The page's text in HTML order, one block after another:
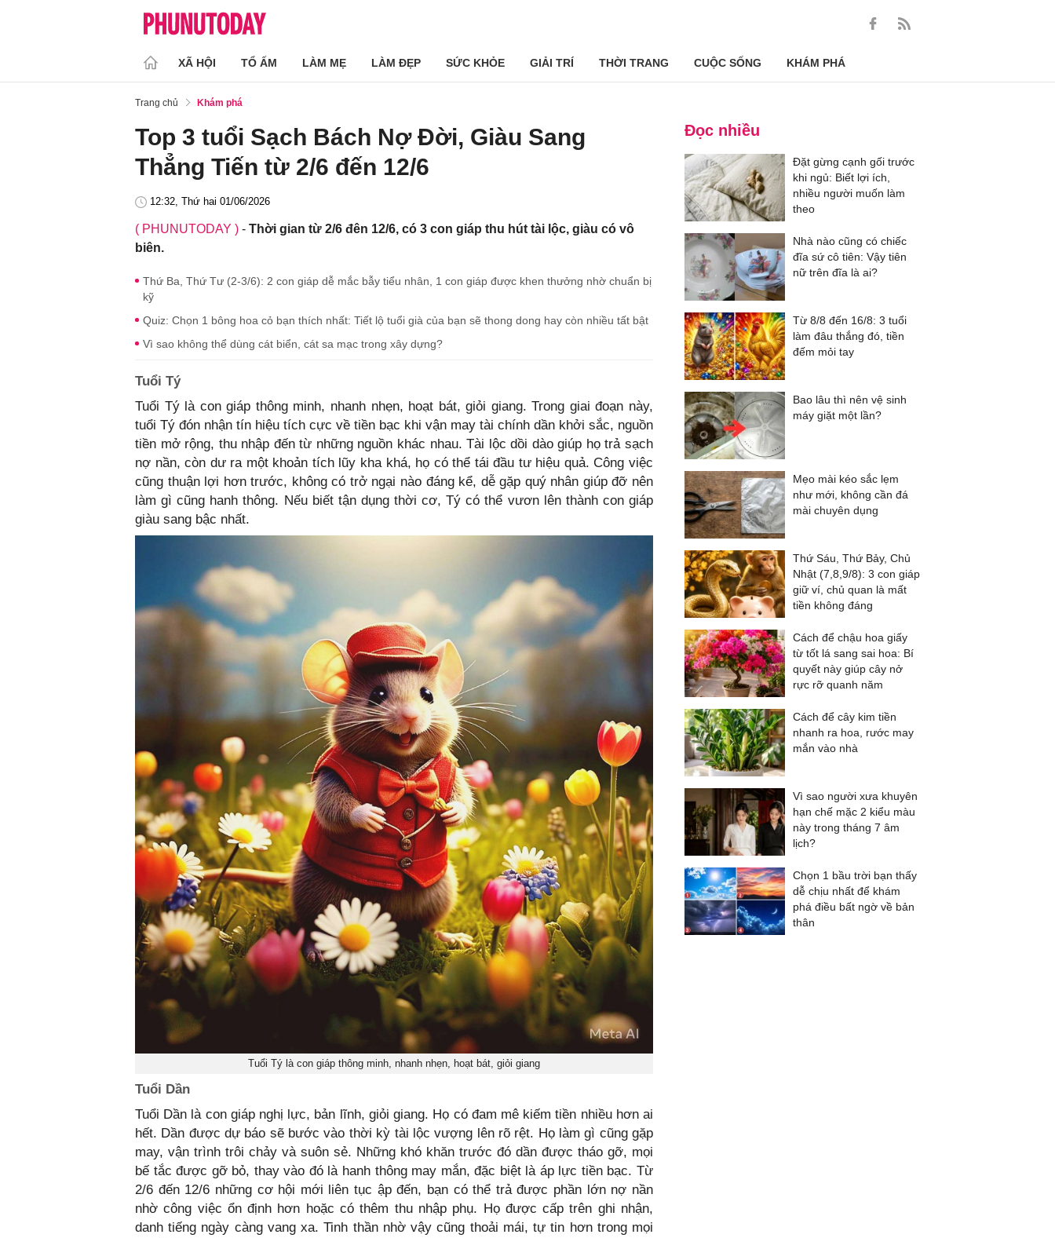
XÃ HỘI TỔ ẤM LÀM MẸ LÀM ĐẸP SỨC KHỎE GIẢI TRÍ THỜI TRANG CUỘC SỐNG KHÁM PHÁ
Trang chủ Khám phá
Top 3 tuổi Sạch Bách Nợ Đời, Giàu Sang
Thẳng Tiến từ 2/6 đến 12/6
12:32, Thứ hai 01/06/2026
( PHUNUTODAY ) - Thời gian từ 2/6 đên 12/6, có 3 con giáp thu hút tài lộc, giàu có vô
biên.
Thứ Ba, Thứ Tư (2-3/6): 2 con giáp dễ mắc bẫy tiểu nhân, 1 con giáp được khen thưởng nhờ chuẩn bị
kỹ
Quiz: Chọn 1 bông hoa cỏ bạn thích nhất: Tiết lộ tuổi già của bạn sẽ thong dong hay còn nhiều tất bật
Vì sao không thể dùng cát biển, cát sa mạc trong xây dựng?
Tuổi Tý
Tuổi Tý là con giáp thông minh, nhanh nhẹn, hoạt bát, giỏi giang. Trong giai đoạn này,
tuổi Tý đón nhận tín hiệu tích cực về tiền bạc khi vận may tài chính dần khởi sắc, nguồn
tiền mở rộng, thu nhập đến từ những nguồn khác nhau. Tài lộc dồi dào giúp họ trả sạch
nợ nần, còn dư ra một khoản tích lũy kha khá, họ có thể tái đầu tư hiệu quả. Công việc
cũng thuận lợi hơn trước, không có trở ngại nào đáng kể, dễ gặp quý nhân giúp đỡ nên
làm gì cũng hanh thông. Nếu biết tận dụng thời cơ, Tý có thể vươn lên thành con giáp
giàu sang bậc nhất.
Tuổi Tý là con giáp thông minh, nhanh nhẹn, hoạt bát, giỏi giang
Tuổi Dần
Tuổi Dần là con giáp nghị lực, bản lĩnh, giỏi giang. Họ có đam mê kiếm tiền nhiều hơn ai
hết. Dần được dự báo sẽ bước vào thời kỳ tài lộc vượng lên rõ rệt. Họ làm gì cũng gặp
may, vận trình trôi chảy và suôn sẻ. Những khó khăn trước đó dần được tháo gỡ, mọi
bế tắc được gỡ bỏ, thay vào đó là hanh thông may mắn, đặc biệt là áp lực tiền bạc. Từ
2/6 đến 12/6 những cơ hội mới liên tục ập đến, bạn có thể trả được phần lớn nợ nần
nhờ công việc ổn định hơn hoặc có thêm thu nhập phụ. Họ được cấp trên ghi nhận,
danh tiếng ngày càng vang xa. Tinh thần nhờ vậy cũng thoải mái, tự tin hơn trong mọi
Đọc nhiều
Đặt gừng cạnh gối trước
khi ngủ: Biết lợi ích,
nhiều người muốn làm
theo
Nhà nào cũng có chiếc
đĩa sứ cô tiên: Vậy tiên
nữ trên đĩa là ai?
Từ 8/8 đến 16/8: 3 tuổi
làm đâu thắng đó, tiền
đếm mỏi tay
Bao lâu thì nên vệ sinh
máy giặt một lần?
Mẹo mài kéo sắc lẹm
như mới, không cần đá
mài chuyên dụng
Thứ Sáu, Thứ Bảy, Chủ
Nhật (7,8,9/8): 3 con giáp
giữ ví, chủ quan là mất
tiền không đáng
Cách để chậu hoa giấy
từ tốt lá sang sai hoa: Bí
quyết này giúp cây nở
rực rỡ quanh năm
Cách để cây kim tiền
nhanh ra hoa, rước may
mắn vào nhà
Vì sao người xưa khuyên
hạn chế mặc 2 kiểu màu
này trong tháng 7 âm
lịch?
Chọn 1 bầu trời bạn thấy
dễ chịu nhất để khám
phá điều bất ngờ về bản
thân